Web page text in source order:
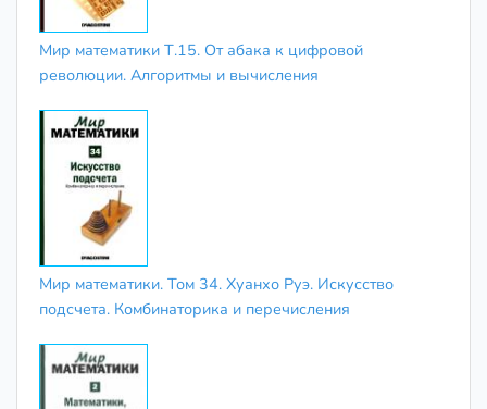
Мир математики Т.15. От абака к цифровой
революции. Алгоритмы и вычисления
Мир математики. Том 34. Хуанхо Руэ. Искусство
подсчета. Комбинаторика и перечисления